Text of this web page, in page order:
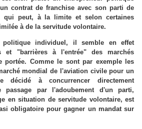
contrat de franchise avec son parti de
qui peut, à la limite et selon certaines
à de la servitude volontaire.
politique individuel, il semble en effet
et "barrières à l'entrée" des marchés
portée. Comme le sont par exemple les
mondial de l'aviation civile pour un
décidé à concurrencer directement
passage par l'adoubement d'un parti,
en situation de servitude volontaire, est
obligatoire pour gagner un mandat sur